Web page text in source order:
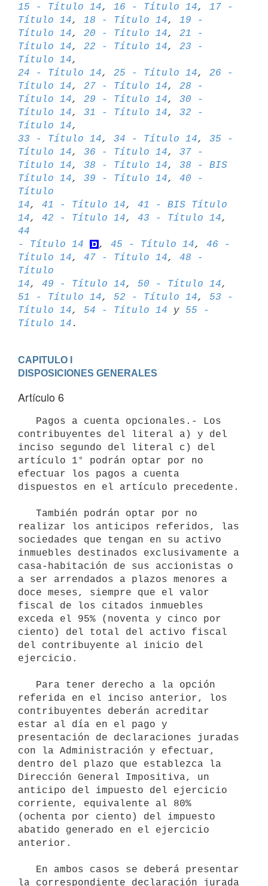
15 - Título 14, 16 - Título 14, 17 -
Título 14, 18 - Título 14, 19 -
Título 14, 20 - Título 14, 21 -
Título 14, 22 - Título 14, 23 -
Título 14
24 - Título 14, 25 - Título 14, 26 -
Título 14, 27 - Título 14, 28 -
Título 14, 29 - Título 14, 30 -
Título 14, 31 - Título 14, 32 -
Título 14
33 - Título 14, 34 - Título 14, 35 -
Título 14, 36 - Título 14, 37 -
Título 14, 38 - Título 14, 38 - BIS
Título 14, 39 - Título 14, 40 -
Título
14, 41 - Título 14, 41 - BIS Título
14, 42 - Título 14, 43 - Título 14
44
- Título 14
, 45 - Título 14, 46 -
Título 14, 47 - Título 14, 48 -
Título
14, 49 - Título 14, 50 - Título 14
51 - Título 14, 52 - Título 14, 53 -
Título 14, 54 - Título 14 y 55 -
Título 14
CAPITULO I
DISPOSICIONES GENERALES
Artículo 6
contribuyentes del literal a) y del
inciso segundo del literal c) del
artículo 1° podrán optar por no
efectuar los pagos a cuenta
dispuestos en el artículo precedente.
realizar los anticipos referidos, las
sociedades que tengan en su activo
inmuebles destinados exclusivamente a
casa-habitación de sus accionistas o
a ser arrendados a plazos menores a
doce meses, siempre que el valor
fiscal de los citados inmuebles
exceda el 95% (noventa y cinco por
ciento) del total del activo fiscal
del contribuyente al inicio del
ejercicio.
referida en el inciso anterior, los
contribuyentes deberán acreditar
estar al día en el pago y
presentación de declaraciones juradas
con la Administración y efectuar,
dentro del plazo que establezca la
Dirección General Impositiva, un
anticipo del impuesto del ejercicio
corriente, equivalente al 80%
(ochenta por ciento) del impuesto
abatido generado en el ejercicio
anterior.
la correspondiente declaración jurada